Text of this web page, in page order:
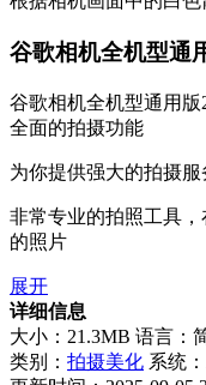
谷歌相机全机型通
谷歌相机全机型通用
全面的拍摄功能
为你提供强大的拍摄
非常专业的拍照工具
的照片
展开
详细信息
大小：21.3MB 语言：
类别： 拍摄美化 系统